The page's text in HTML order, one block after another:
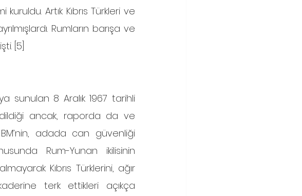
Artık Kıbrıs Türkleri ve
Rumların barışa ve
[5]
ancak, raporda da ve
adada can güvenliği
Rum-Yunan ikilisinin
Kıbrıs Türklerini, ağır
terk ettikleri açıkça